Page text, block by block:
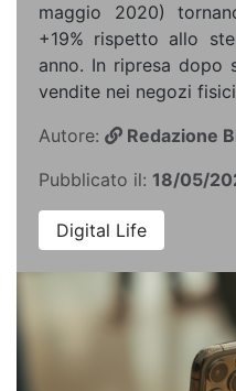
maggio 2020)
+19% rispetto allo
anno. In ripresa dopo
vendite nei negozi
Autore:
Redazione
Pubblicato il: 18/05/
Digital Life